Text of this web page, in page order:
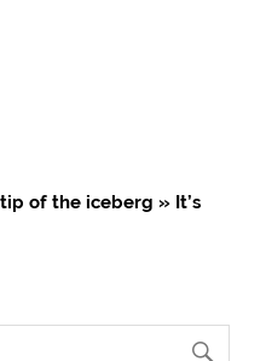
of the iceberg » It’s